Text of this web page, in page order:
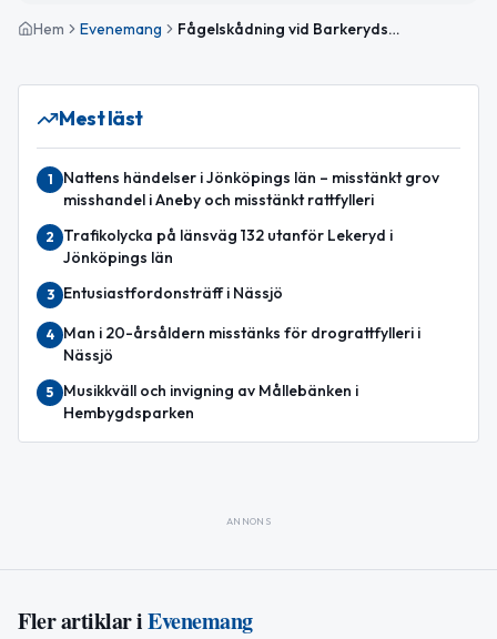
Hem Evenemang Fågelskådning vid Barkeryds fågeltorn
Mest läst
1
Nattens händelser i Jönköpings län – misstänkt grov
misshandel i Aneby och misstänkt rattfylleri
2
Trafikolycka på länsväg 132 utanför Lekeryd i
Jönköpings län
3 Entusiastfordonsträff i Nässjö
4
Man i 20-årsåldern misstänks för drograttfylleri i
Nässjö
5
Musikkväll och invigning av Mållebänken i
Hembygdsparken
ANNONS
Fler artiklar iEvenemang